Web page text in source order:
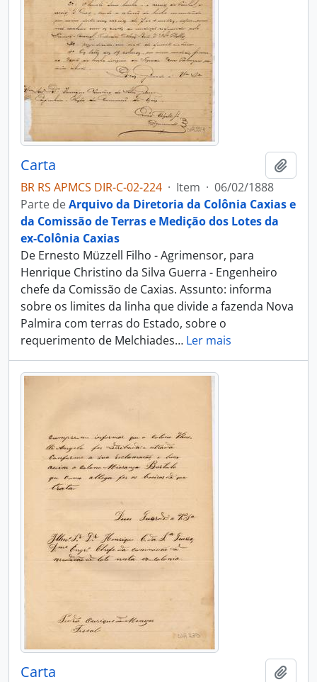
Carta
BR RS APMCS DIR-C-02-224 · Item · 06/02/1888
Parte deArquivo da Diretoria da Colônia Caxias e
da Comissão de Terras e Medição dos Lotes da
ex-Colônia Caxias
De Ernesto Müzzell Filho - Agrimensor, para
Henrique Christino da Silva Guerra - Engenheiro
chefe da Comissão de Caxias. Assunto: informa
sobre os limites da linha que divide a fazenda Nova
Palmira com terras do Estado, sobre o
requerimento de Melchiades… Ler mais
Carta